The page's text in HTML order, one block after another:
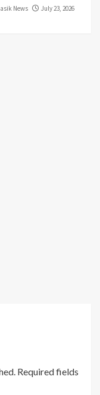
News
July 23, 2026
Required fields